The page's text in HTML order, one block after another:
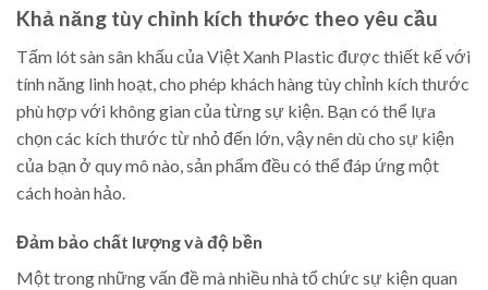
Khả năng tùy chỉnh kích thước theo yêu cầu
Tấm lót sàn sân khấu của Việt Xanh Plastic được thiết kế với
tính năng linh hoạt, cho phép khách hàng tùy chỉnh kích thước
phù hợp với không gian của từng sự kiện. Bạn có thể lựa
chọn các kích thước từ nhỏ đến lớn, vậy nên dù cho sự kiện
của bạn ở quy mô nào, sản phẩm đều có thể đáp ứng một
cách hoàn hảo.
Đảm bảo chất lượng và độ bền
Một trong những vấn đề mà nhiều nhà tổ chức sự kiện quan